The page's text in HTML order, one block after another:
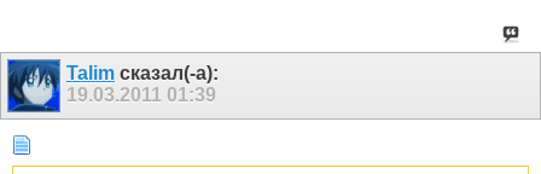
Talim сказал(-а):
19.03.2011 01:39